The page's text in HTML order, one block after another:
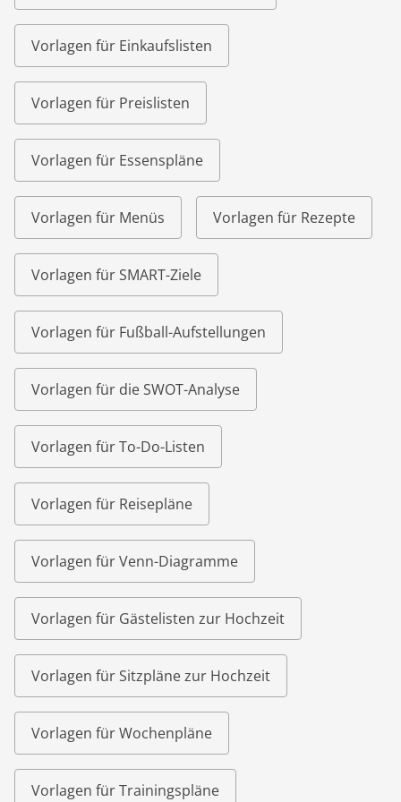
Vorlagen für Einkaufslisten
Vorlagen für Preislisten
Vorlagen für Essenspläne
Vorlagen für Menüs Vorlagen für Rezepte
Vorlagen für SMART-Ziele
Vorlagen für Fußball-Aufstellungen
Vorlagen für die SWOT-Analyse
Vorlagen für To-Do-Listen
Vorlagen für Reisepläne
Vorlagen für Venn-Diagramme
Vorlagen für Gästelisten zur Hochzeit
Vorlagen für Sitzpläne zur Hochzeit
Vorlagen für Wochenpläne
Vorlagen für Trainingspläne